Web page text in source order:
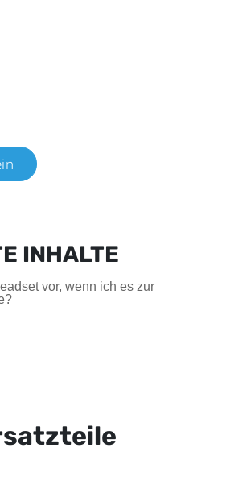
INHALTE
vor, wenn ich es zur